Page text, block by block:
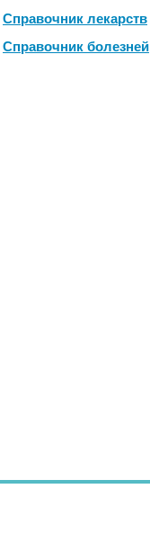
Справочник лекарств
Справочник болезней